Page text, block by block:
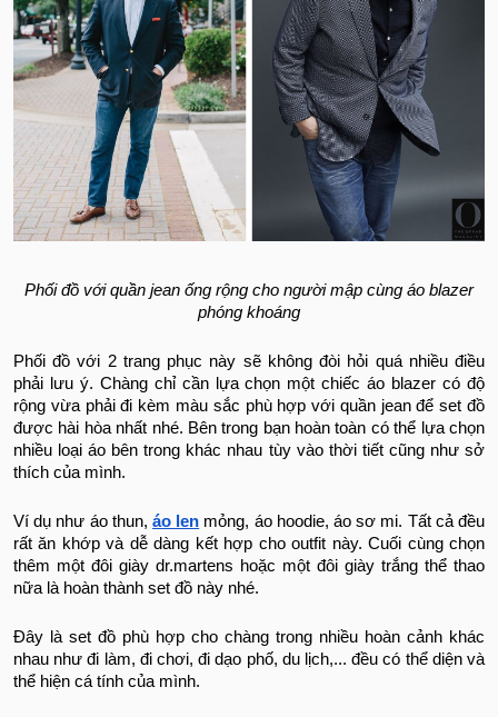
Phối đồ với quần jean ống rộng cho người mập cùng áo blazer
phóng khoáng
Phối đồ với 2 trang phục này sẽ không đòi hỏi quá nhiều điều
phải lưu ý. Chàng chỉ cần lựa chọn một chiếc áo blazer có độ
rộng vừa phải đi kèm màu sắc phù hợp với quần jean để set đồ
được hài hòa nhất nhé. Bên trong bạn hoàn toàn có thể lựa chọn
nhiều loại áo bên trong khác nhau tùy vào thời tiết cũng như sở
thích của mình.
Ví dụ như áo thun, áo len mỏng, áo hoodie, áo sơ mi. Tất cả đều
rất ăn khớp và dễ dàng kết hợp cho outfit này. Cuối cùng chọn
thêm một đôi giày dr.martens hoặc một đôi giày trắng thể thao
nữa là hoàn thành set đồ này nhé.
Đây là set đồ phù hợp cho chàng trong nhiều hoàn cảnh khác
nhau như đi làm, đi chơi, đi dạo phố, du lịch,... đều có thể diện và
thể hiện cá tính của mình.